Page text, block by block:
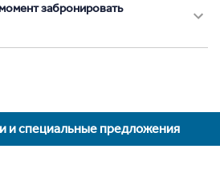
забронировать
и специальные предложения